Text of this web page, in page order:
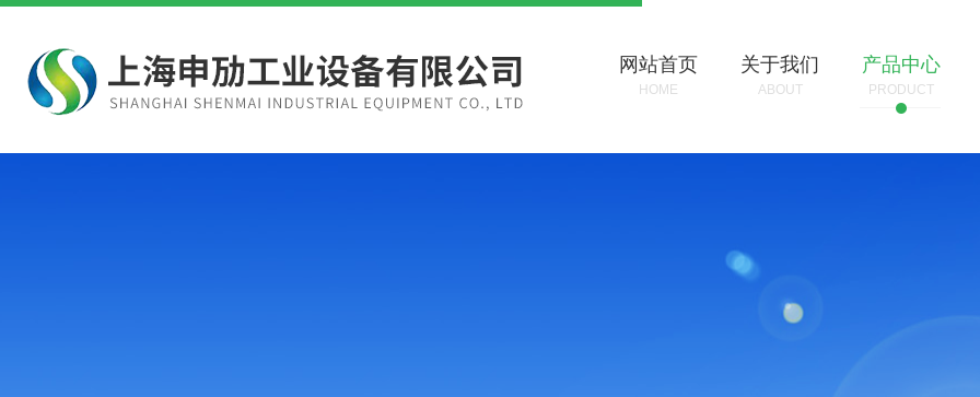
网站首页
HOME
关于我们
ABOUT
产品中心
PRODUCT